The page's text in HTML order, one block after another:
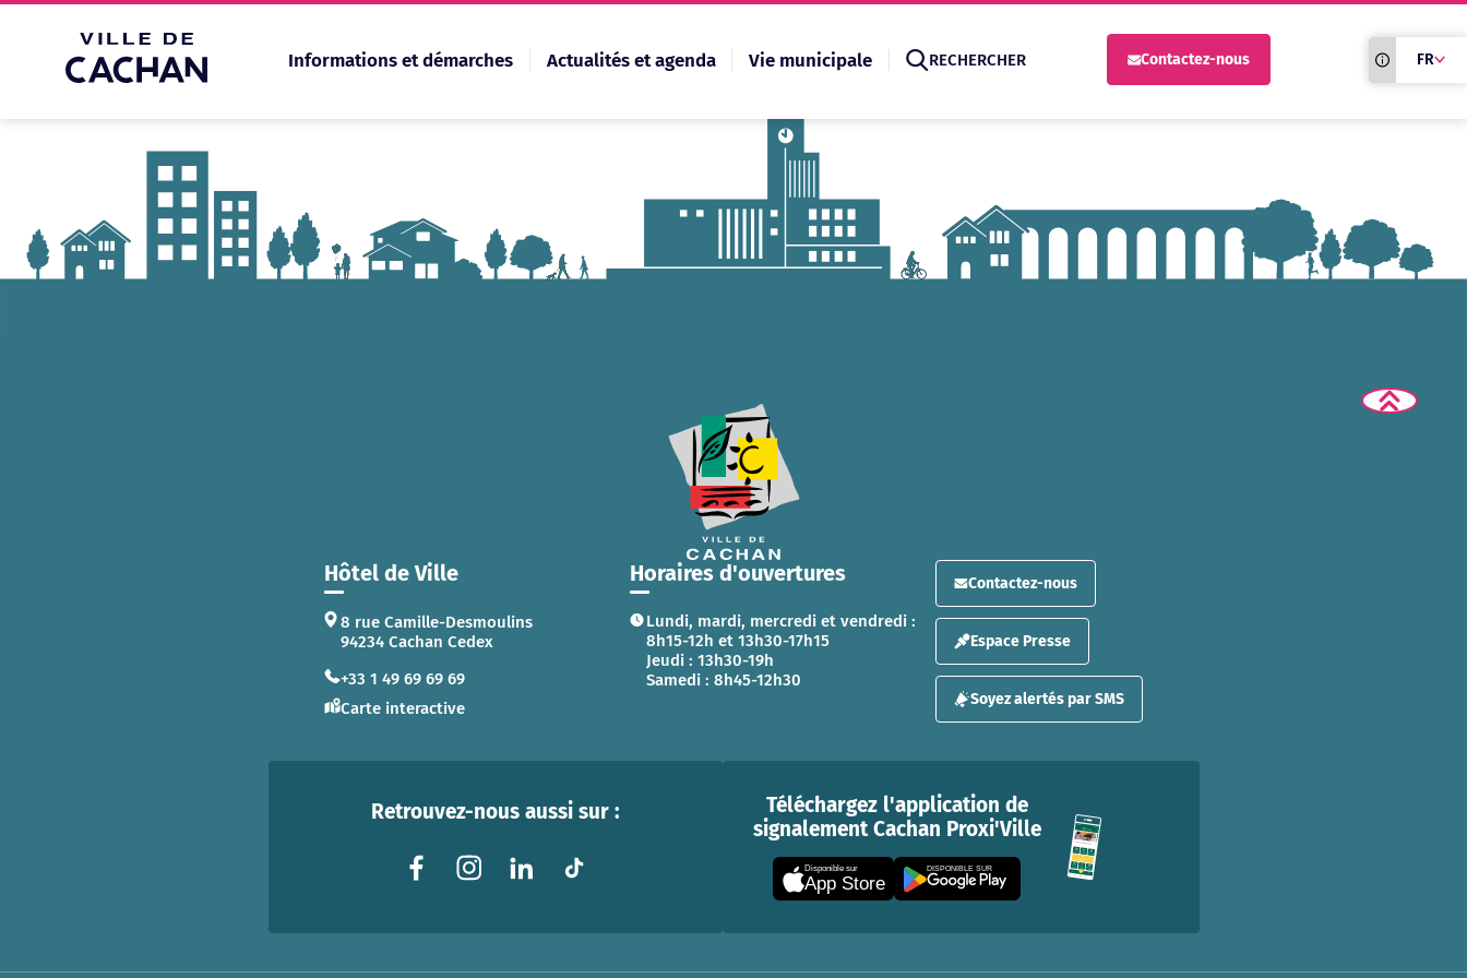
Informations et démarches Actualités et agenda Vie municipale RECHERCHER Contactez-nous
Recherche
Traduction
siteFR
Hôtel de Ville
8 rue Camille-Desmoulins
94234 Cachan Cedex
+33 1 49 69 69 69
Carte interactive
Horaires d'ouvertures
Lundi, mardi, mercredi et vendredi :
8h15-12h et 13h30-17h15
Jeudi : 13h30-19h
Samedi : 8h45-12h30
Contactez-nous
Espace Presse
Soyez alertés par SMS
Retrouvez-nous aussi sur :
Téléchargez l'application de
signalement Cachan Proxi'Ville
Disponible sur
App Store
DISPONIBLE SUR